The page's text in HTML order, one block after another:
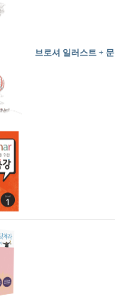
브로셔 일러스트 +